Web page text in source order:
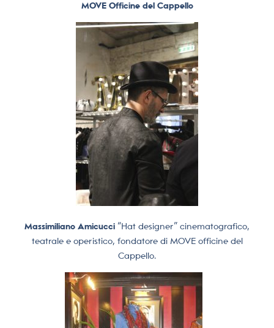
MOVE Officine del Cappello
Massimiliano Amicucci “Hat designer” cinematografico,
teatrale e operistico, fondatore di MOVE officine del
Cappello.